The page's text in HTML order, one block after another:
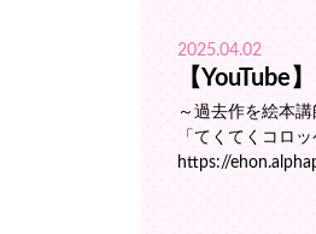
2025.04.02
【YouTube
～過去作を絵本
「てくてくコロッ
https://